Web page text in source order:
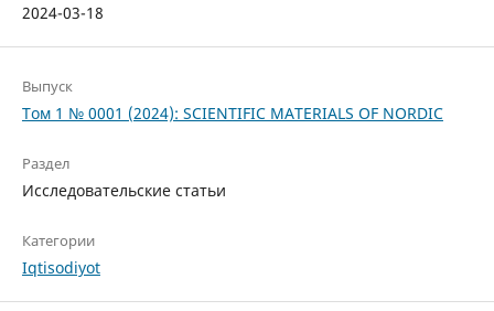
2024-03-18
Выпуск
Том 1 № 0001 (2024): SCIENTIFIC MATERIALS OF NORDIC
Раздел
Исследовательские статьи
Категории
Iqtisodiyot